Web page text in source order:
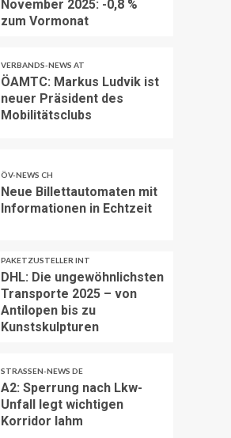
November 2025: -0,8 %
zum Vormonat
VERBANDS-NEWS AT
ÖAMTC: Markus Ludvik ist
neuer Präsident des
Mobilitätsclubs
ÖV-NEWS CH
Neue Billettautomaten mit
Informationen in Echtzeit
PAKETZUSTELLER INT
DHL: Die ungewöhnlichsten
Transporte 2025 – von
Antilopen bis zu
Kunstskulpturen
STRASSEN-NEWS DE
A2: Sperrung nach Lkw-
Unfall legt wichtigen
Korridor lahm